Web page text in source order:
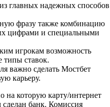
главных надежных способов
фразу также комбинацию
цифрами и специальными
игрокам возможность
типы ставок.
важно сделать Мостбет
карьеру.
которую карту/интернет
банк. Комиссия